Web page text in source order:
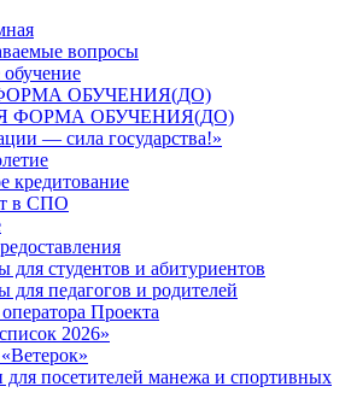
вопросы
ОБУЧЕНИЯ(ДО)
ФОРМА ОБУЧЕНИЯ(ДО)
— сила государства!»
кредитование
в СПО
для студентов и абитуриентов
для педагогов и родителей
Проекта
2026»
для посетителей манежа и спортивных